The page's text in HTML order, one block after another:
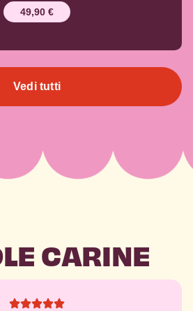
49,90 €
Vedi tutti
CARINE